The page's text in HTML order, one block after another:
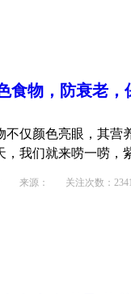
食物，防衰老
不仅颜色亮眼，其营
，我们就来唠一唠，
来源： 关注次数：